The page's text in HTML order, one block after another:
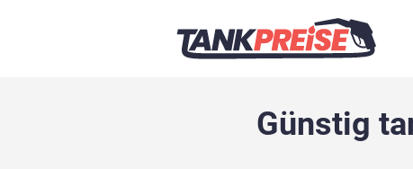
Günstig